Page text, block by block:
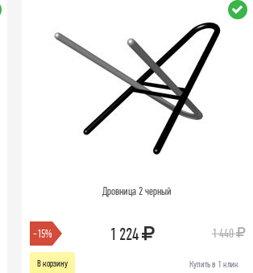
Дровница 2 черный
-15% 1 224 1 440
В корзину Купить в 1 клик